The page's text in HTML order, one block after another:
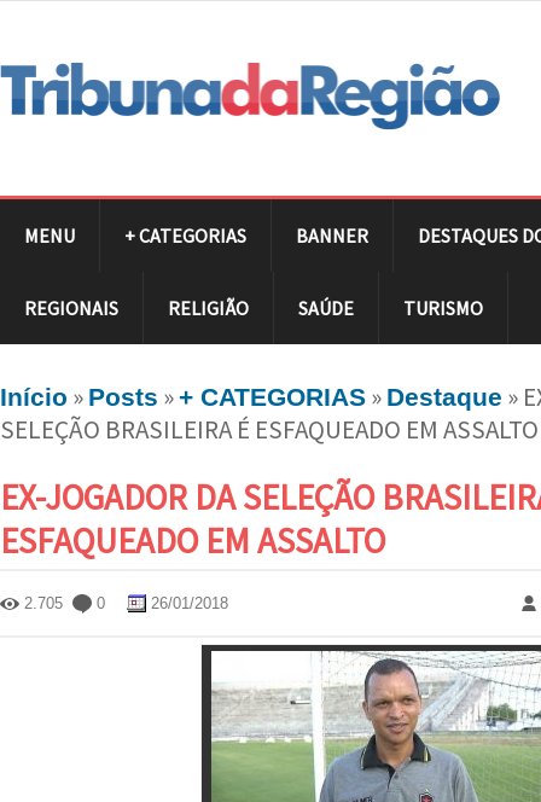
MENU + CATEGORIAS BANNER DESTAQUES
REGIONAIS RELIGIÃO SAÚDE TURISMO
Início » Posts »+ CATEGORIAS » Destaque »
SELEÇÃO BRASILEIRA É ESFAQUEADO EM ASSALTO
EX-JOGADOR DA SELEÇÃO
ESFAQUEADO EM ASSALTO
2.705 0 26/01/2018